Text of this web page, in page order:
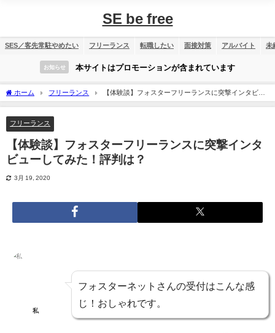
SE be free
SES／客先常駐やめたい フリーランス 転職したい 面接対策 アルバイト 未
お知らせ 本サイトはプロモーションが含まれています
ホーム フリーランス
【体験談】フォスターフリーランスに突撃インタビュ
ーしてみた！評判は？
フリーランス
【体験談】フォスターフリーランスに突撃インタ
ビューしてみた！評判は？
3月 19, 2020
私
フォスターネットさんの受付はこんな感
じ！おしゃれです。